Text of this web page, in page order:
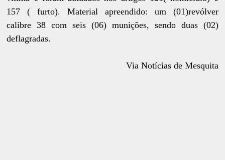
157 ( furto). Material apreendido: um (01)revólver
calibre 38 com seis (06) munições, sendo duas (02)
deflagradas.
Via Notícias de Mesquita